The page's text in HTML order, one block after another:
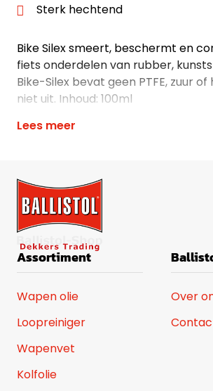
Sterk hechtend
Bike Silex smeert, beschermt en
fiets onderdelen van rubber,
Bike-Silex bevat geen PTFE, zuur
niet uit. Inhoud: 100ml
Lees meer
Assortiment
Wapen olie
Loopreiniger
Wapenvet
Kolfolie
Over